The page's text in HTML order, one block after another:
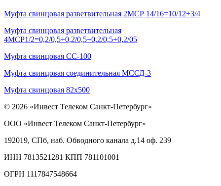
Муфта свинцовая разветвительная 2МСР 14/16=10/12+3/4
Муфта свинцовая разветвительная
4МСР1/2=0,2/0,5+0,2/0,5+0,2/0,5+0,2/05
Муфта свинцовая СС-100
Муфта свинцовая соединительная МССД-3
Муфта свинцовая 82х500
© 2026 «Инвест Телеком Санкт-Петербург»
ООО «Инвест Телеком Санкт-Петербург»
192019, СПб, наб. Обводного канала д.14 оф. 239
ИНН 7813521281 КПП 781101001
ОГРН 1117847548664